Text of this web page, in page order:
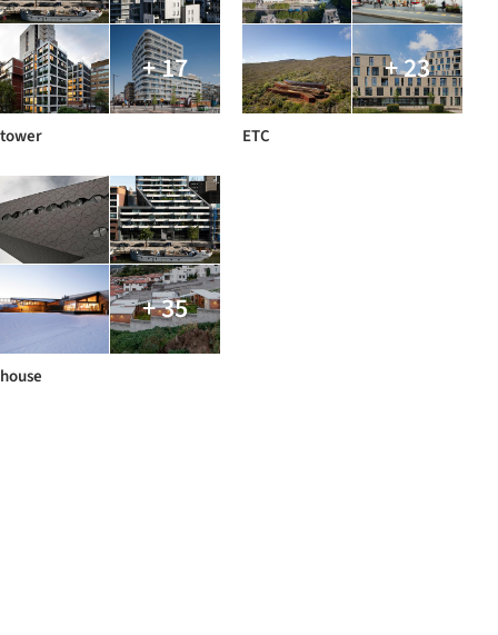
+ 17
tower
+ 23
ETC
+ 35
house